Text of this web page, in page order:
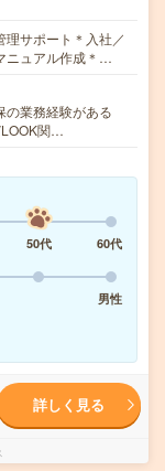
理サポート＊入社／
ニュアル作成＊…
業務経験がある
関…
50代
60代
男性
詳しく見る